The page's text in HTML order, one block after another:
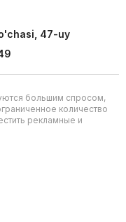
47-uy
большим спросом,
количество
рекламные и